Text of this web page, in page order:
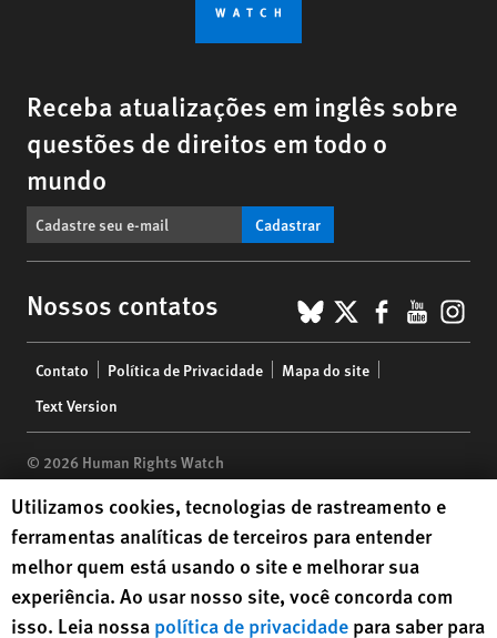
Receba atualizações em inglês sobre
questões de direitos em todo o
mundo
Cadastrar
Nossos contatos BlueSky
X
menu
Contato Política de Privacidade
Mapa do site
Text Version
© 2026 Human Rights Watch
Human Rights Watch| 350 Fifth Avenue, 34th Floor | New York,
10118-3299USA|t1.212.290.4700
Human Rights Watch is a 501(C)(3) nonprofit registered in the US
under EIN: 13-2875808
Human Rights Watch cookie preferences
Utilizamos cookies, tecnologias de rastreamento e
ferramentas analíticas de terceiros para entender
melhor quem está usando o site e melhorar sua
experiência. Ao usar nosso site, você concorda com
isso. Leia nossa política de privacidade para saber para